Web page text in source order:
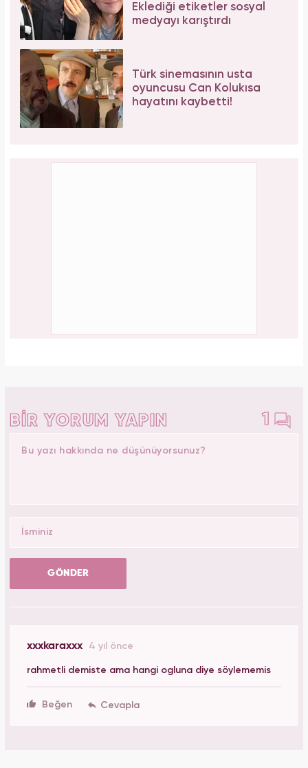
Eklediği etiketler sosyal
medyayı karıştırdı
Türk sinemasının usta
oyuncusu Can Kolukısa
hayatını kaybetti!
BİR YORUM YAPIN 1
GÖNDER
xxxkaraxxx 4 yıl önce
rahmetli demiste ama hangi ogluna diye söylememis
Beğen